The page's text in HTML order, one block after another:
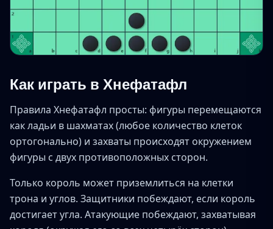
Как играть в Хнефатафл
Правила Хнефатафл просты: фигуры перемещаются
как ладьи в шахматах (любое количество клеток
ортогонально) и захваты происходят окружением
фигуры с двух противоположных сторон.
Только король может приземлиться на клетки
трона и углов. Защитники побеждают, если король
достигает угла. Атакующие побеждают, захватывая